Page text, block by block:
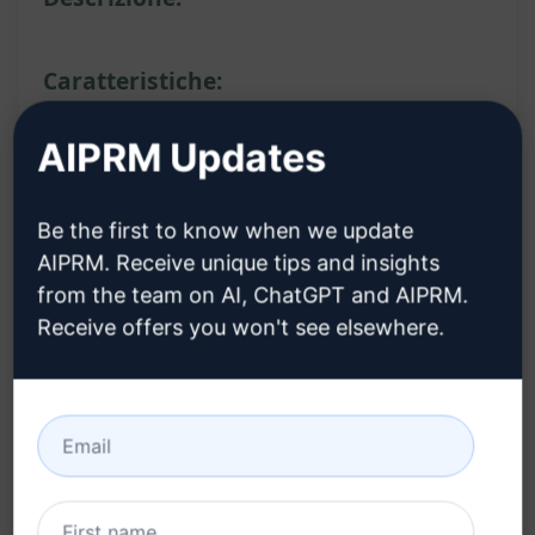
Caratteristiche:
Copre una vasta gamma di argomenti: dal
diesel all'aviazione, dai motori marini ai motori
piccoli.
Approfondisce le competenze meccaniche
universali per una varietà di veicoli e motori.
Offre conoscenze dettagliate su motori di
diversi settori, inclusi quelli utilizzati in
aviazione, imbarcazioni e motori di piccole
dimensioni.
Fornisce informazioni su manutenzione,
riparazioni e funzionamento di motori in
AIPRM Updates
Be the first to know when we update
AIPRM. Receive unique tips and insights
from the team on AI, ChatGPT and AIPRM.
Receive offers you won't see elsewhere.